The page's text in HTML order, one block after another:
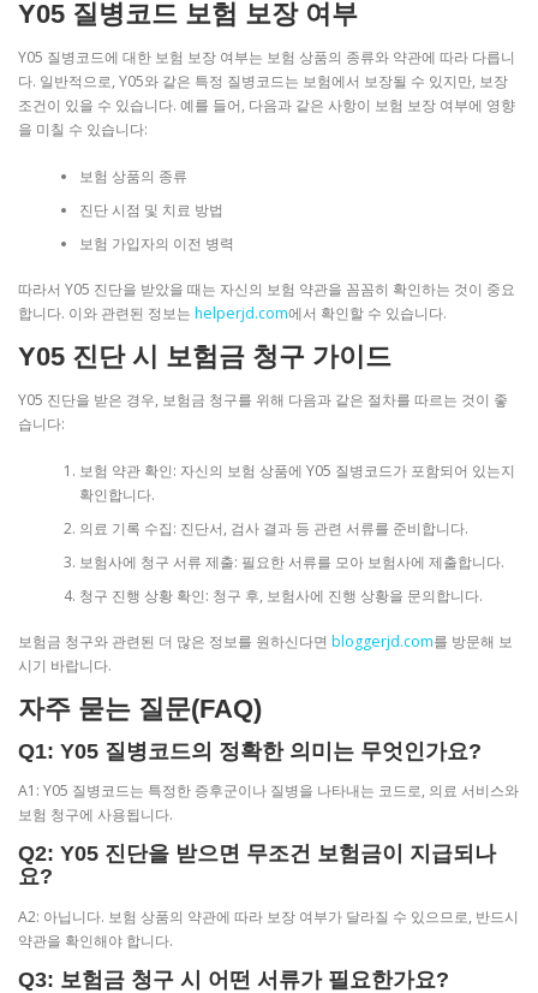
Y05 질병코드 보험 보장 여부
Y05 질병코드에 대한 보험 보장 여부는 보험 상품의 종류와 약관에 따라 다릅니
다. 일반적으로, Y05와 같은 특정 질병코드는 보험에서 보장될 수 있지만, 보장
조건이 있을 수 있습니다. 예를 들어, 다음과 같은 사항이 보험 보장 여부에 영향
을 미칠 수 있습니다:
보험 상품의 종류
진단 시점 및 치료 방법
보험 가입자의 이전 병력
따라서 Y05 진단을 받았을 때는 자신의 보험 약관을 꼼꼼히 확인하는 것이 중요
합니다. 이와 관련된 정보는 helperjd.com에서 확인할 수 있습니다.
Y05 진단 시 보험금 청구 가이드
Y05 진단을 받은 경우, 보험금 청구를 위해 다음과 같은 절차를 따르는 것이 좋
습니다:
보험 약관 확인: 자신의 보험 상품에 Y05 질병코드가 포함되어 있는지
확인합니다.
의료 기록 수집: 진단서, 검사 결과 등 관련 서류를 준비합니다.
보험사에 청구 서류 제출: 필요한 서류를 모아 보험사에 제출합니다.
청구 진행 상황 확인: 청구 후, 보험사에 진행 상황을 문의합니다.
보험금 청구와 관련된 더 많은 정보를 원하신다면 bloggerjd.com를 방문해 보
시기 바랍니다.
자주 묻는 질문(FAQ)
Q1: Y05 질병코드의 정확한 의미는 무엇인가요?
A1: Y05 질병코드는 특정한 증후군이나 질병을 나타내는 코드로, 의료 서비스와
보험 청구에 사용됩니다.
Q2: Y05 진단을 받으면 무조건 보험금이 지급되나
요?
A2: 아닙니다. 보험 상품의 약관에 따라 보장 여부가 달라질 수 있으므로, 반드시
약관을 확인해야 합니다.
Q3: 보험금 청구 시 어떤 서류가 필요한가요?